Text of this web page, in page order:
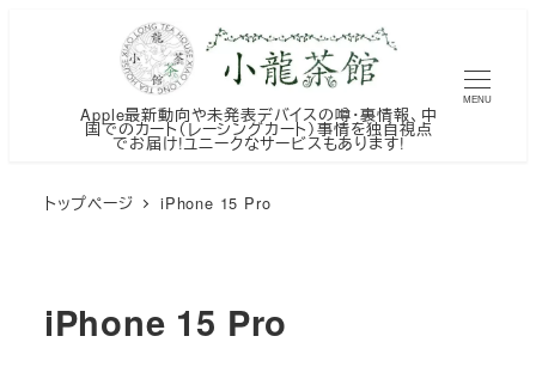
Apple最新動向や未発表デバイスの噂・裏情報、中
国でのカート（レーシングカート）事情を独自視点
でお届け!ユニークなサービスもあります!
MENU
トップページ iPhone 15 Pro
iPhone 15 Pro